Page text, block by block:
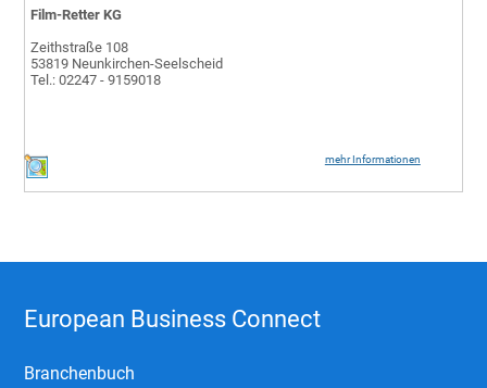
mehr Informationen
Film-Retter KG
Zeithstraße 108
53819 Neunkirchen-Seelscheid
Tel.: 02247 - 9159018
European Business Connect
Branchenbuch